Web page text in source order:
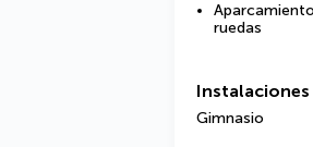
ruedas
Instalaciones
Gimnasio